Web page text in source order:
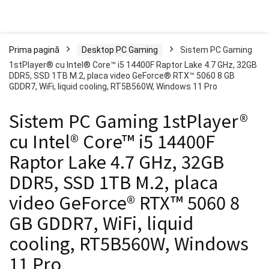
Prima pagină Desktop PC Gaming
Sistem PC Gaming
1stPlayer® cu Intel® Core™ i5 14400F Raptor Lake 4.7 GHz, 32GB
DDR5, SSD 1TB M.2, placa video GeForce® RTX™ 5060 8 GB
GDDR7, WiFi, liquid cooling, RT5B560W, Windows 11 Pro
Sistem PC Gaming 1stPlayer®
cu Intel® Core™ i5 14400F
Raptor Lake 4.7 GHz, 32GB
DDR5, SSD 1TB M.2, placa
video GeForce® RTX™ 5060 8
GB GDDR7, WiFi, liquid
cooling, RT5B560W, Windows
11 Pro